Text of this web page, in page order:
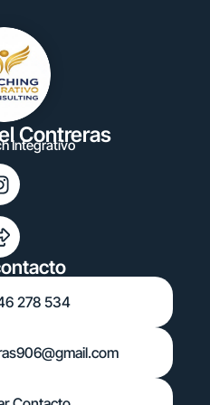
Contreras
Integrativo
278 534